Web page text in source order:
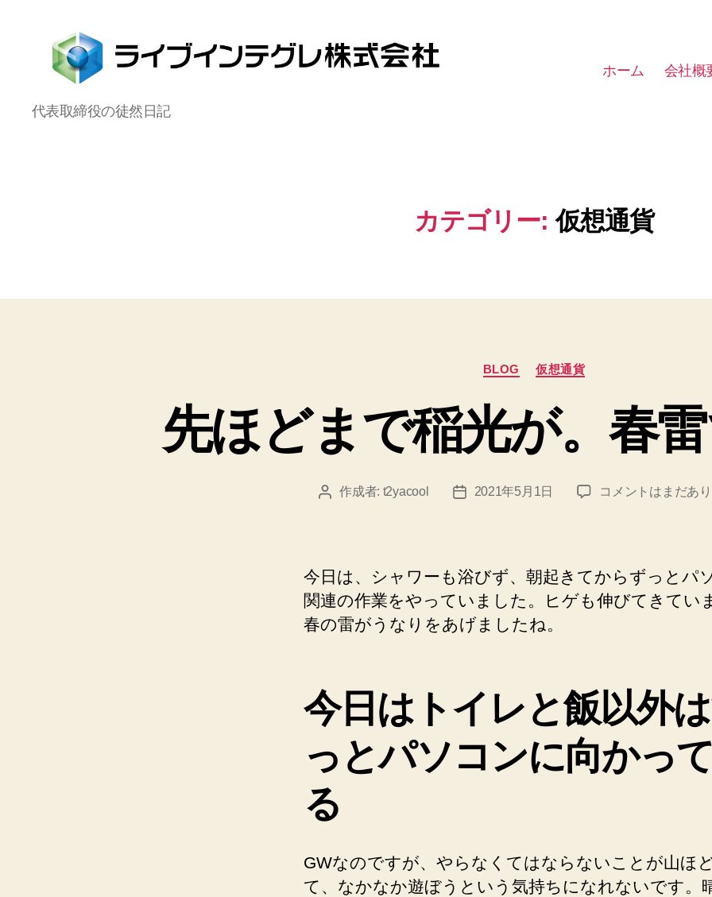
ラ
イ
代表取締役の徒然日記
ホーム 会社概
カテゴリー: 仮想通貨
カ
テ
ー
BLOG 仮想通貨
先ほどまで稲光が。春雷
投 作成者: t2yacool
投
2021年5月1日
先
で
稲
光
ね！
の
コメントはまだあ
今日は、シャワーも浴びず、朝起きてからずっとパ
関連の作業をやっていました。ヒゲも伸びてきてい
春の雷がうなりをあげましたね。
今日はトイレと飯以外
っとパソコンに向かっ
る
GWなのですが、やらなくてはならないことが山ほ
て、なかなか遊ぼうという気持ちになれないです。